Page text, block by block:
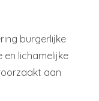
burgerlijke
en lichamelijke
aan